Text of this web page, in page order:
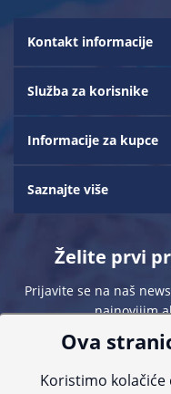
Kontakt informacije
Služba za korisnike
Informacije za kupce
Saznajte više
Želite prvi
Prijavite se na naš
najnovijim
Ova
Koristimo